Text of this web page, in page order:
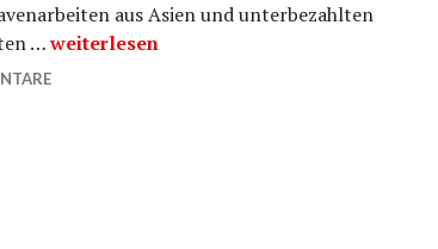
aus Asien und unterbezahlten
…KiK der Billigproduzent und die neuesten
weiterlesen